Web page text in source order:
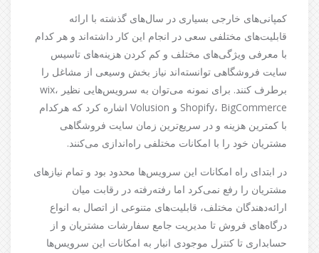
کمپانی‌های خارجی بسیاری در سال‌های گذشته با ارائه
قابلیت‌های مختلفی سعی در انجام این کار داشته‌اند و هر کدام
با معرفی ویژگی‌های مختلف و کم کردن هزینه‌های تاسیس
سایت فروشگاهی توانسته‌اند نیاز بخش وسیعی از مشاغل را
برطرف کنند. برای نمونه می‌توان به سرویس‌هایی نظیر wix،
Shopify، BigCommerce و Volusion اشاره کرد که هرکدام
با کمترین هزینه و در سریع‌ترین زمان سایت فروشگاهی
مشتریان خود را با امکانات مختلفی راه‌اندازی می‌کنند.
در ابتدای راه امکانات این سرویس‌ها محدود بود و تمام نیازهای
مشتریان را رفع نمی‌کرد اما رفته‌رفته در رقابت میان
ارائه‌دهندگان مختلف، قابلیت‌های متنوعی از اتصال به انواع
درگاه‌های فروش تا مدیریت جامع سفارشات مشتریان و از
حسابداری تا کنترل موجودی انبار به امکانات این سرویس‌ها